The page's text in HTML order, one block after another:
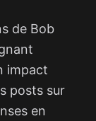
de Bob
impact
posts sur
en